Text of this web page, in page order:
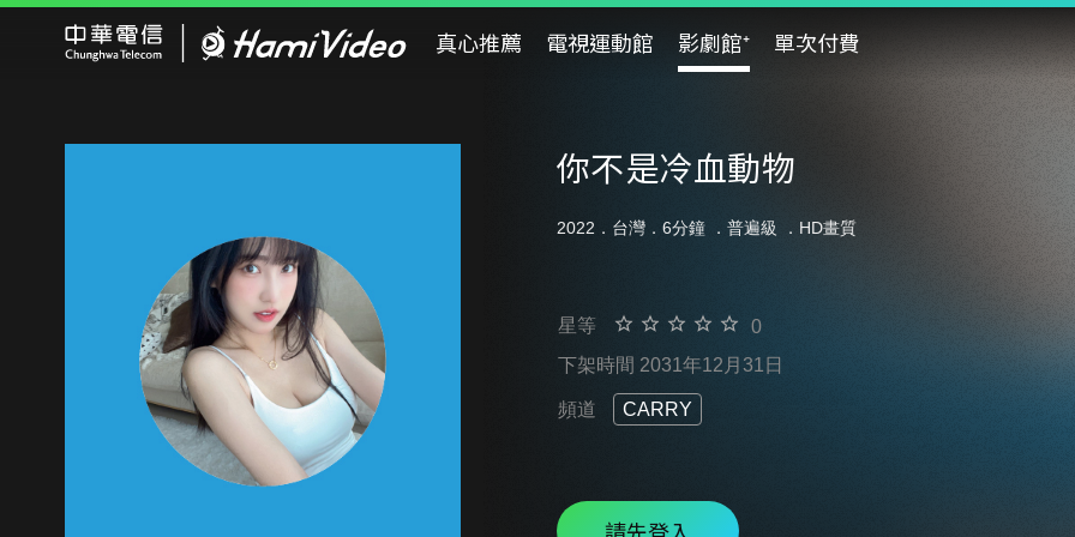
真心推薦 電視運動館 影劇館⁺ 單次付費
你不是冷血動物
2022．台灣．6分鐘 ． 普遍級 ．HD畫質
星等
0
下架時間 2031年12月31日
頻道 CARRY